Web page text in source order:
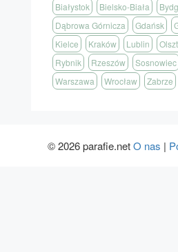
Białystok Bielsko-Biała
Dąbrowa Górnicza
Gdańsk
Kielce
Kraków Lublin
Rybnik
Rzeszów Sosnowiec
Warszawa
Wrocław Zabrze
© 2026 parafie.netO nas |